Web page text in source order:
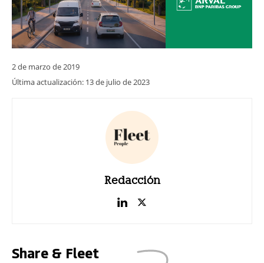
2 de marzo de 2019
Última actualización: 13 de julio de 2023
Redacción
Share & Fleet